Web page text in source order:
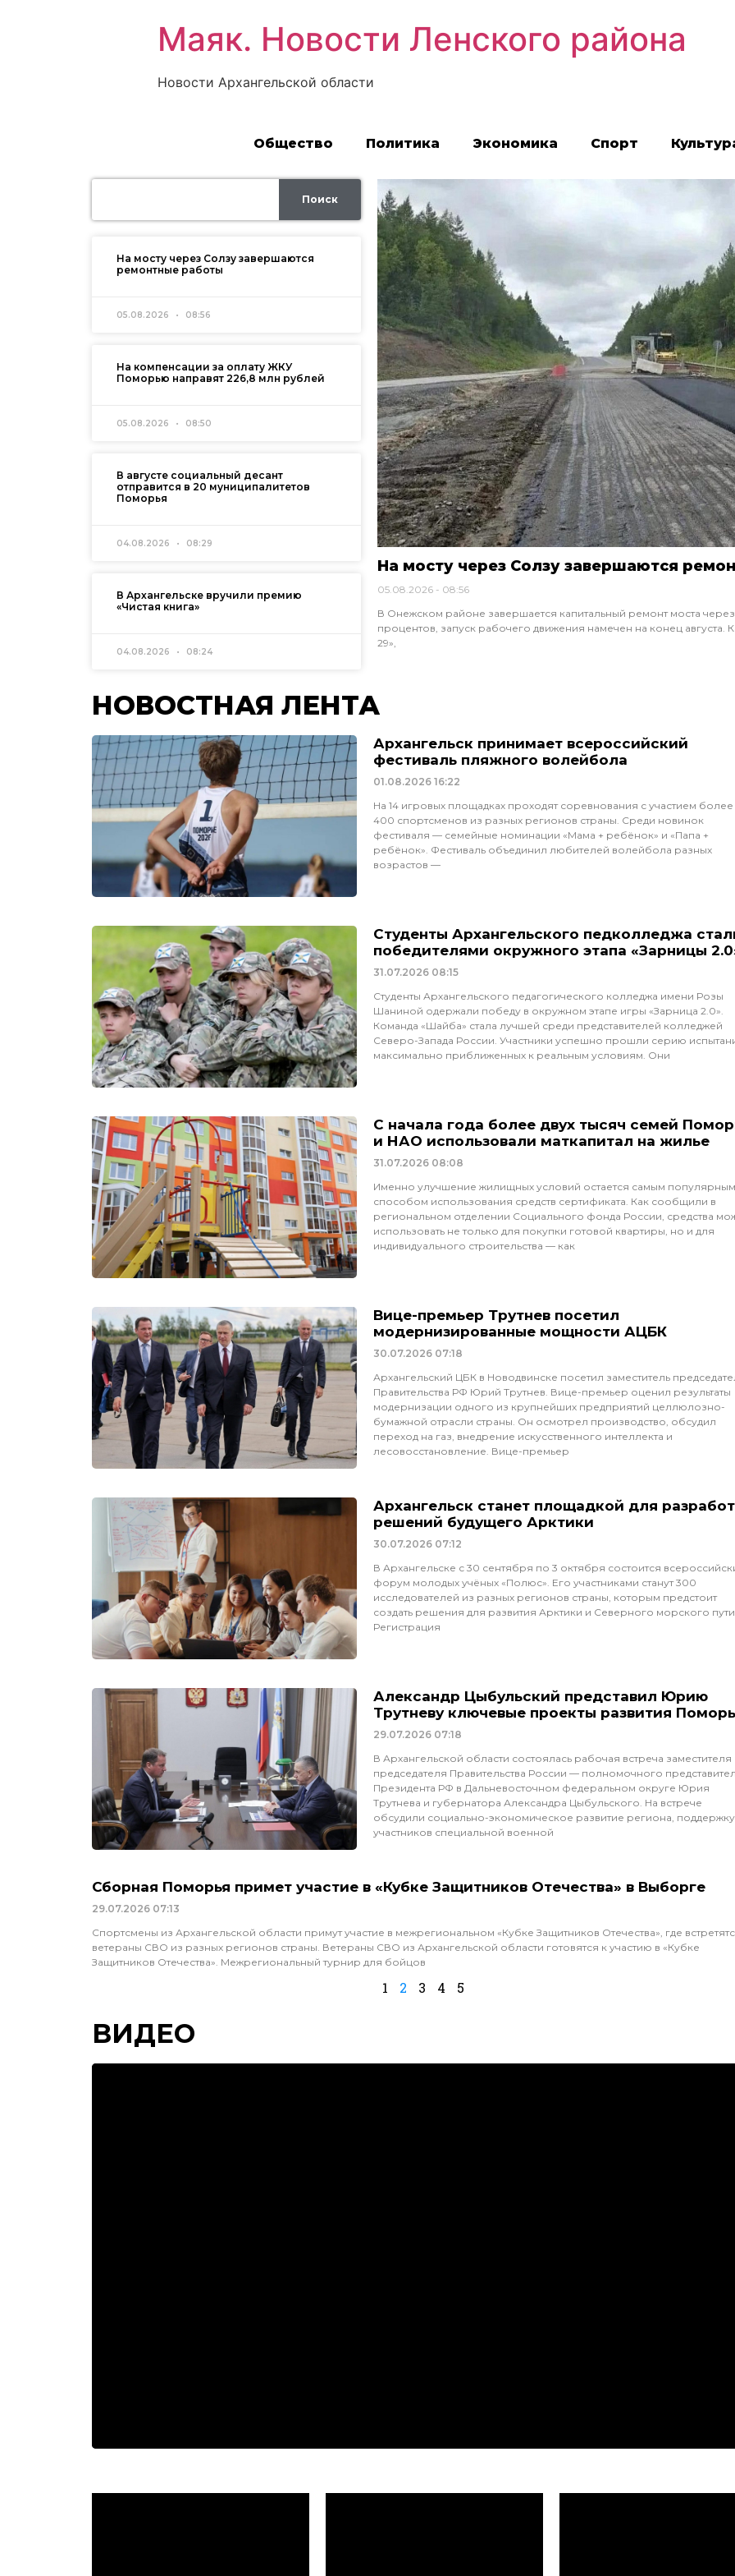
Маяк. Новости Ленского района
Новости Архангельской области
Общество Политика Экономика Спорт
Поиск
На мосту через Солзу завершаются
ремонтные работы
05.08.2026 08:56
На компенсации за оплату ЖКУ
Поморью направят 226,8 млн рублей
05.08.2026 08:50
В августе социальный десант
отправится в 20 муниципалитетов
Поморья
04.08.2026 08:29
В Архангельске вручили премию
«Чистая книга»
04.08.2026 08:24
На мосту через Солзу завершаются
05.08.2026
08:56
В Онежском районе завершается капитальный ремонт моста через
процентов, запуск рабочего движения намечен на конец
29»,
НОВОСТНАЯ ЛЕНТА
Архангельск принимает всероссийский
фестиваль пляжного волейбола
01.08.2026 16:22
На 14 игровых площадках проходят соревнования с участием более
400 спортсменов из разных регионов страны. Среди новинок
фестиваля — семейные номинации «Мама + ребёнок» и «Папа +
ребёнок». Фестиваль объединил любителей волейбола разных
возрастов —
Студенты Архангельского педколледжа
победителями окружного этапа «Зарницы
31.07.2026 08:15
Студенты Архангельского педагогического колледжа имени Розы
Шаниной одержали победу в окружном этапе игры «Зарница 2.0».
Команда «Шайба» стала лучшей среди представителей колледжей
Северо-Запада России. Участники успешно прошли серию
максимально приближенных к реальным условиям. Они
С начала года более двух тысяч семей
и НАО использовали маткапитал на жилье
31.07.2026 08:08
Именно улучшение жилищных условий остается самым популярным
способом использования средств сертификата. Как сообщили в
региональном отделении Социального фонда России, средства
использовать не только для покупки готовой квартиры, но и для
индивидуального строительства — как
Вице-премьер Трутнев посетил
модернизированные мощности АЦБК
30.07.2026 07:18
Архангельский ЦБК в Новодвинске посетил заместитель
Правительства РФ Юрий Трутнев. Вице-премьер оценил результаты
модернизации одного из крупнейших предприятий целлюлозно-
бумажной отрасли страны. Он осмотрел производство, обсудил
переход на газ, внедрение искусственного интеллекта и
лесовосстановление. Вице-премьер
Архангельск станет площадкой для
решений будущего Арктики
30.07.2026 07:12
В Архангельске с 30 сентября по 3 октября состоится
форум молодых учёных «Полюс». Его участниками станут 300
исследователей из разных регионов страны, которым предстоит
создать решения для развития Арктики и Северного морского пути.
Регистрация
Александр Цыбульский представил Юрию
Трутневу ключевые проекты развития
29.07.2026 07:18
В Архангельской области состоялась рабочая встреча заместителя
председателя Правительства России — полномочного
Президента РФ в Дальневосточном федеральном округе Юрия
Трутнева и губернатора Александра Цыбульского. На встрече
обсудили социально-экономическое развитие региона, поддержку
участников специальной военной
Сборная Поморья примет участие в «Кубке Защитников Отечества» в Выборге
29.07.2026 07:13
Спортсмены из Архангельской области примут участие в межрегиональном «Кубке Защитников Отечества», где
ветераны СВО из разных регионов страны. Ветераны СВО из Архангельской области готовятся к участию в «Кубке
Защитников Отечества». Межрегиональный турнир для бойцов
1 2 3 4 5
ВИДЕО